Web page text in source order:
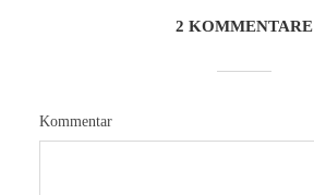
2 KOMMENTARE
Kommentar